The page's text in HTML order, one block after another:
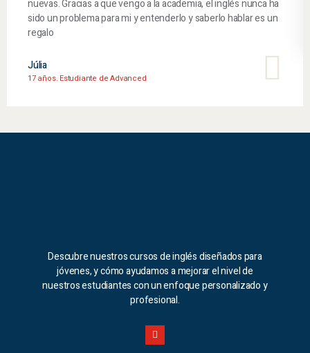
nuevas. Gracias a que vengo a la academia, el inglés nunca ha
sido un problema para mi y entenderlo y saberlo hablar es un
regalo
Júlia
17 años. Estudiante de Advanced
Descubre nuestros cursos de inglés diseñados para
jóvenes, y cómo ayudamos a mejorar el nivel de
nuestros estudiantes con un enfoque personalizado y
profesional.